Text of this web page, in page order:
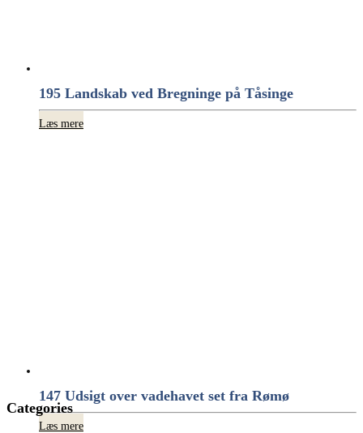
195 Landskab ved Bregninge på Tåsinge
Læs mere
147 Udsigt over vadehavet set fra Rømø
Læs mere
Categories